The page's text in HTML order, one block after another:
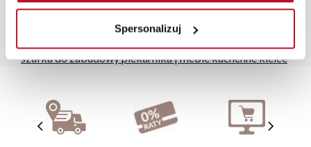
Spersonalizuj
Popularne wyszukiwania:
szafka do zabudowy piekarnika|meble kuchenne kielce